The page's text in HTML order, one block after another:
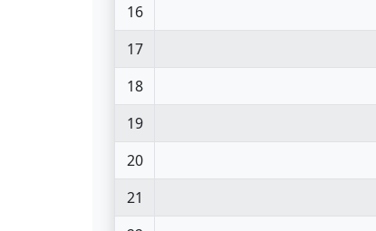
16
17
18
19
20
21